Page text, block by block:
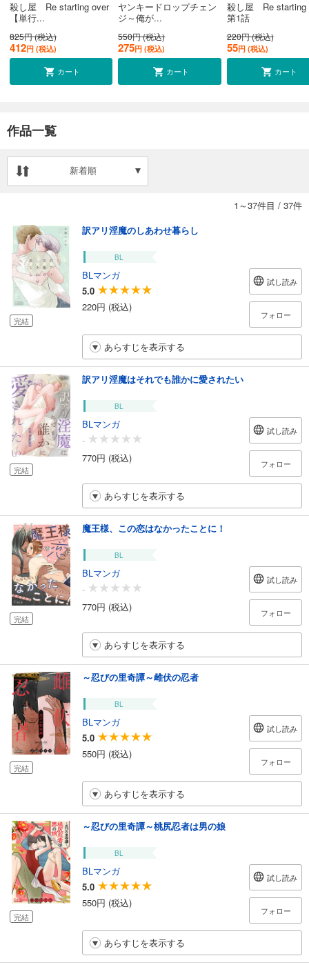
殺し屋 Re starting over
【単行...
825円 (税込)
412円 (税込)
カート
ヤンキードロップチェン
ジ～俺が...
550円 (税込)
275円 (税込)
カート
殺し屋 Re starting
第1話
220円 (税込)
55円 (税込)
カート
作品一覧
新着順
1～37件目 / 37件
完結
訳アリ淫魔のしあわせ暮らし
BL
BLマンガ
5.0
220円 (税込)
試し読み
フォロー
あらすじを表示する
完結
訳アリ淫魔はそれでも誰かに愛されたい
BL
BLマンガ
-
770円 (税込)
試し読み
フォロー
あらすじを表示する
完結
魔王様、この恋はなかったことに！
BL
BLマンガ
-
770円 (税込)
試し読み
フォロー
あらすじを表示する
完結
～忍びの里奇譚～雌伏の忍者
BL
BLマンガ
5.0
550円 (税込)
試し読み
フォロー
あらすじを表示する
完結
～忍びの里奇譚～桃尻忍者は男の娘
BL
BLマンガ
5.0
550円 (税込)
試し読み
フォロー
あらすじを表示する